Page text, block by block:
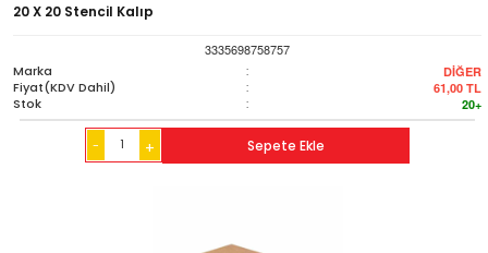
20 X 20 Stencil Kalıp
3335698758757
Marka
: DİĞER
Fiyat(KDV Dahil) : 61,00 TL
Stok : 20+
- + Sepete Ekle